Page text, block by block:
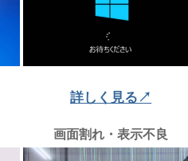
詳しく見る↗
画面割れ・表示不良